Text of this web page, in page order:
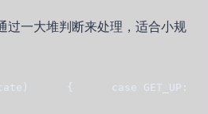
过一大堆判断来处理，适合小规
{      case